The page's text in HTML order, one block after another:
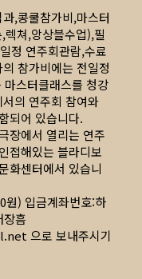
,콩쿨참가비,마스터
쳐,앙상블수업),필
정 연주회관람,수료
참가비에는 전일정
스터클래스를 청강
의 연주회 참여와
되어 있습니다.
장에서 열리는 연주
접해있는 블라디보
화센터에서 있습니
원) 입금계좌번호:하
흠
으로 보내주시기